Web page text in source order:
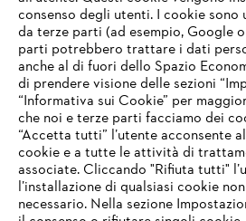
Contatto
Carriera
Sistema Whistleblower
consenso degli utenti. I cookie sono
da terze parti (ad esempio, Google
parti potrebbero trattare i dati
anche al di fuori dello Spazio
di prendere visione delle sezioni
“Informativa sui Cookie” per
che noi e terze parti facciamo dei
“Accetta tutti” l’utente acconsente
cookie e a tutte le attività di
associate. Cliccando "Rifiuta tutti"
l’installazione di qualsiasi cookie
necessario. Nella sezione